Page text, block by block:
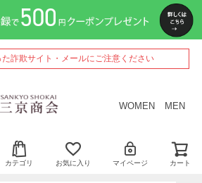
詐欺サイト・メールにご注意ください
WOMEN MEN
カテゴリ お気に入り マイページ カート
ペー
ジト
ップ
へ